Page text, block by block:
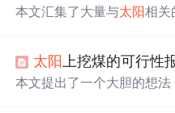
情感共鸣与正向激励，不涉
本文汇集了大量与太阳相关
太阳上挖煤的可行性
本文提出了一个大胆的想法